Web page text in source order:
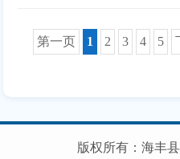
第一页 1 2 3 4 5
版权所有：海丰